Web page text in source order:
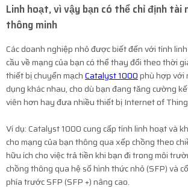
Linh hoạt, vì vậy bạn có thể chỉ định tài
thông minh
Các doanh nghiệp nhỏ được biết đến với tính
cầu về mạng của bạn có thể thay đổi theo thời
thiết bị chuyển mạchCatalyst 1000phù hợp với
dụng khác nhau, cho dù bạn đang tăng cường
viên hơn hay đưa nhiều thiết bị Internet of
Ví dụ: Catalyst 1000 cung cấp tính linh hoạt và
cho mạng của bạn thông qua xếp chồng theo
hữu ích cho việc trả tiền khi bạn đi trong môi
chồng thông qua hệ số hình thức nhỏ (SFP) và
phía trước SFP (SFP +) nâng cao.